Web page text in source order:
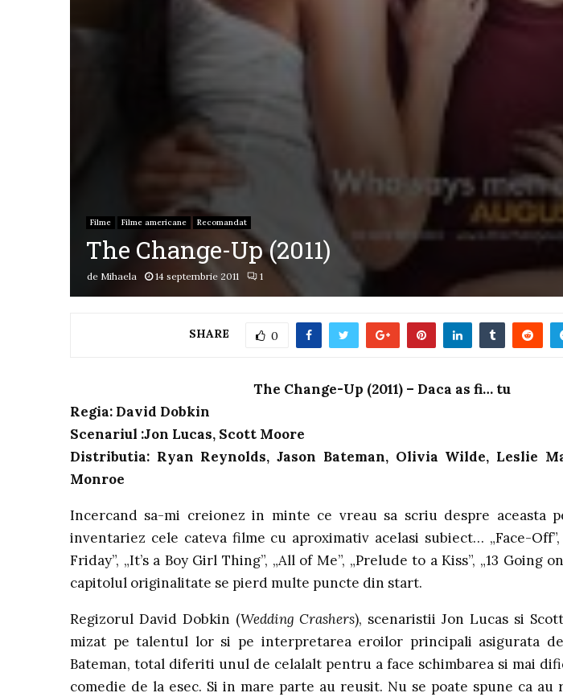
Filme Filme americane Recomandat
The Change-Up (2011)
de Mihaela 14 septembrie 2011 1
SHARE 0
The Change-Up (2011) – Daca as fi… tu
Regia: David Dobkin
Scenariul :Jon Lucas, Scott Moore
Distributia: Ryan Reynolds, Jason Bateman, Olivia Wilde, Leslie
Monroe
Incercand sa-mi creionez in minte ce vreau sa scriu despre aceasta
inventariez cele cateva filme cu aproximativ acelasi subiect… „Face-Off”,
Friday”, „It’s a Boy Girl Thing”, „All of Me”, „Prelude to a Kiss”, „13 Going
capitolul originalitate se pierd multe puncte din start.
Regizorul David Dobkin (Wedding Crashers), scenaristii Jon Lucas si
mizat pe talentul lor si pe interpretarea eroilor principali asigurata
Bateman, total diferiti unul de celalalt pentru a face schimbarea si mai
comedie de la esec. Si in mare parte au reusit. Nu se poate spune ca au